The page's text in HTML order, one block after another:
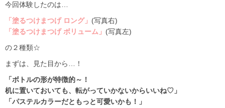
今回体験したのは…
「塗るつけまつげ ロング」 (写真右)
「塗るつけまつげ ボリューム」 (写真左)
の２種類☆
まずは、見た目から…！
「ボトルの形が特徴的～！
机に置いておいても、転がっていかないからいいね♡」
「パステルカラーだともっと可愛いかも！」